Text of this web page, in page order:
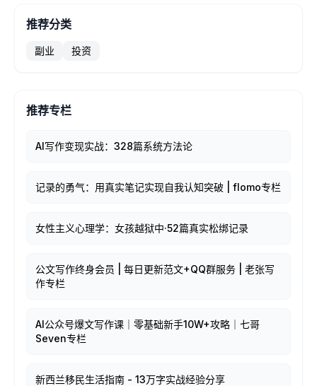
推荐分类
副业 投资
推荐专栏
AI写作变现实战：328篇系统方法论
记录的勇气：用真实笔记实现自我认知突破 | flomo专栏
女性主义心理学：女孩越狱中·52篇真实松绑记录
公文写作终身会员 | 每日更新范文+QQ群服务 | 老张写
作专栏
AI公众号爆文写作课｜零基础新手10W+攻略｜七哥
Seven专栏
新西兰移民生活指南 - 13万字实战经验分享